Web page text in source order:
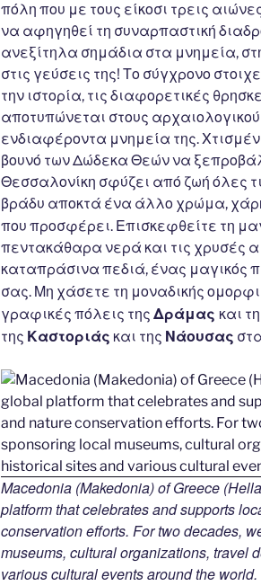
πόλη που με τους είκοσι τρεις
να αφηγηθεί τη συναρπαστική
ανεξίτηλα σημάδια στα μνημεία,
στις γεύσεις της! Το σύγχρονο
την ιστορία, τις διαφορετικές
αποτυπώνεται στους
ενδιαφέροντα μνημεία της.
βουνό των Δώδεκα Θεών να
Θεσσαλονίκη σφύζει από ζωή όλες
βράδυ αποκτά ένα άλλο χρώμα,
που προσφέρει. Επισκεφθείτε τη
πεντακάθαρα νερά και τις χρυσές
καταπράσινα πεδιά, ένας μαγικός
σας. Μη χάσετε τη μοναδικής
γραφικές πόλεις της Δράμας και
της Καστοριάς και της Νάουσας
Macedonia (Makedonia) of Greece
platform that celebrates and supports
conservation efforts. For two decades,
museums, cultural organizations, travel
various cultural events around the world.